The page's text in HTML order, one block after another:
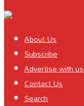
About Us
Subscribe
Advertise with us
Contact Us
Search